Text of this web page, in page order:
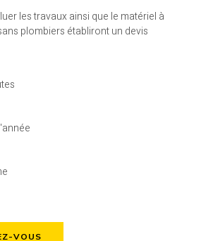
les travaux ainsi que le matériel à
plombiers établiront un devis
VOUS